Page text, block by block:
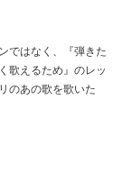
ではなく、『弾きた
歌えるため』のレッ
のあの歌を歌いた